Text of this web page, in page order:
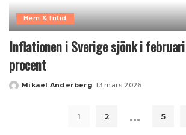
Hem & fritid
Inflationen i Sverige sjönk i
procent
Posted
Mikael Anderberg 13 mars 2026
1 2 … 5